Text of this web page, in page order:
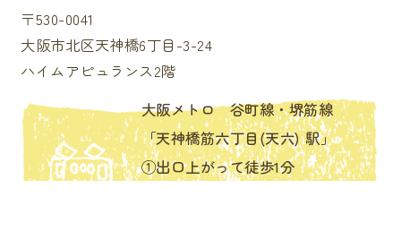
〒530-0041
大阪市北区天神橋6丁目-3-24
ハイムアピュランス2階
大阪メトロ 谷町線・堺筋線
「天神橋筋六丁目(天六) 駅」
①出口上がって徒歩1分